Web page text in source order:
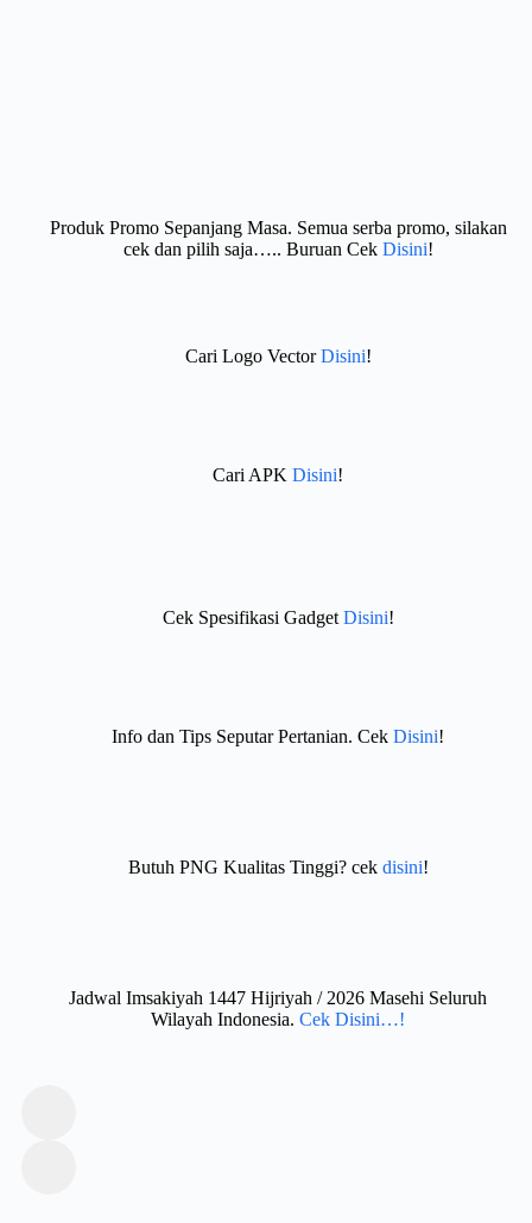
Produk Promo Sepanjang Masa. Semua serba promo, silakan
cek dan pilih saja….. Buruan Cek Disini!
Cari Logo VectorDisini!
Cari APK Disini!
Cek Spesifikasi GadgetDisini!
Info dan Tips Seputar Pertanian. Cek Disini!
Butuh PNG Kualitas Tinggi? cek disini!
Jadwal Imsakiyah 1447 Hijriyah / 2026 Masehi Seluruh
Wilayah Indonesia. Cek Disini…!